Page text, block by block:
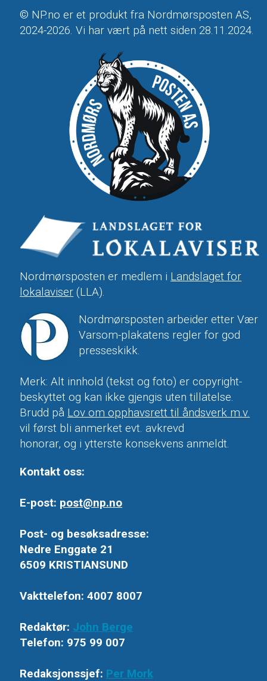
© NP.no er et produkt fra Nordmørsposten AS,
2024-2026. Vi har vært på nett siden 28.11.2024.
Nordmørsposten er medlem i Landslaget for
lokalaviser (LLA).
Nordmørsposten arbeider etter Vær
Varsom-plakatens regler for god
presseskikk.
Merk: Alt innhold (tekst og foto) er copyright-
beskyttet og kan ikke gjengis uten tillatelse.
Brudd på Lov om opphavsrett til åndsverk m.v.
vil først bli anmerket evt. avkrevd
honorar, og i ytterste konsekvens anmeldt.
Kontakt oss:
E-post: post@np.no
Post- og besøksadresse:
Nedre Enggate 21
6509 KRISTIANSUND
Vakttelefon: 4007 8007
Redaktør: John Berge
Telefon: 975 99 007
Redaksjonssjef: Per Mork